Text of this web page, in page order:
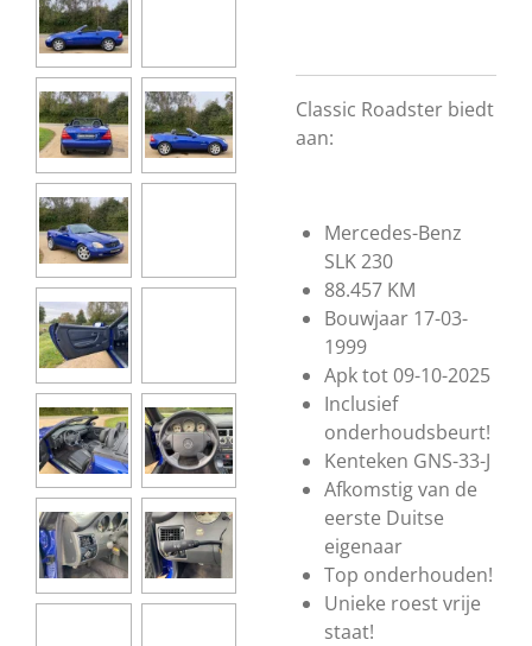
Classic Roadster biedt
aan:
Mercedes-Benz
SLK 230
88.457 KM
Bouwjaar 17-03-
1999
Apk tot 09-10-2025
Inclusief
onderhoudsbeurt!
Kenteken GNS-33-J
Afkomstig van de
eerste Duitse
eigenaar
Top onderhouden!
Unieke roest vrije
staat!